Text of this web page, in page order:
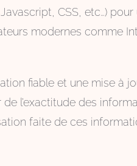
CSS, etc…)
modernes comme
fiable et une mise à
de l’exactitude des
faite de ces